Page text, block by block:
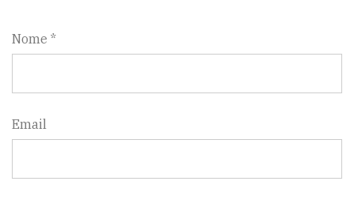
Nome *
Email